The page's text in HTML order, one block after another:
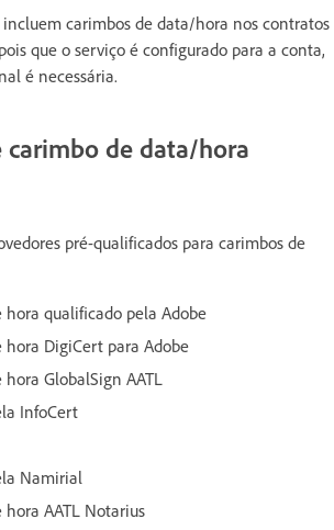
carimbos de data/hora nos contratos
que o serviço é configurado para a conta,
é necessária.
carimbo de data/hora
pré-qualificados para carimbos de
hora qualificado pela Adobe
hora DigiCert para Adobe
GlobalSign AATL
InfoCert
Namirial
AATL Notarius